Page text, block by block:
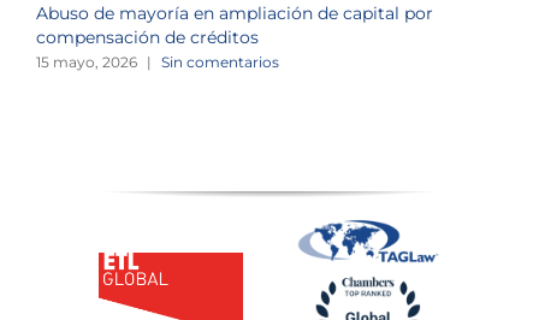
Abuso de mayoría en ampliación de capital por
compensación de créditos
15 mayo, 2026 | Sin comentarios